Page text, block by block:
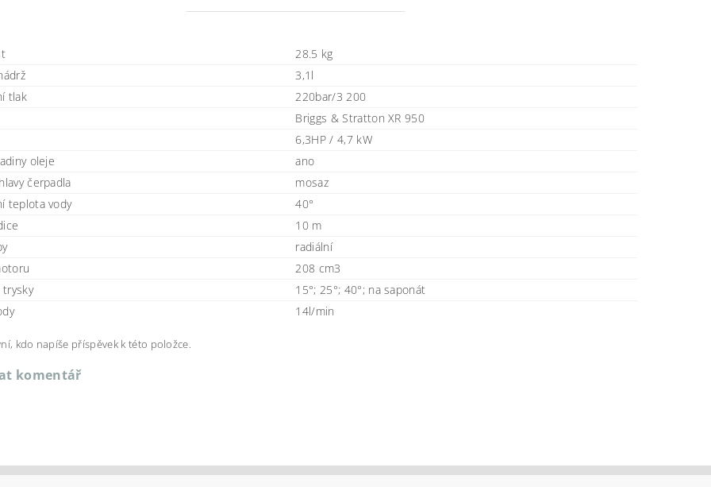
28.5 kg
3,1l
tlak
220bar/3 200
Briggs & Stratton XR 950
6,3HP / 4,7 kW
oleje
ano
čerpadla
mosaz
teplota vody
40°
10 m
radiální
208 cm3
trysky
15°; 25°; 40°; na saponát
14l/min
kdo napíše příspěvek k této položce.
komentář